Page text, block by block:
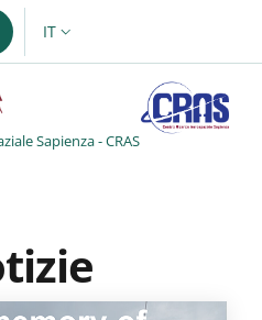
SELETTORE LINGUA:
IT
Sapienza - CRAS